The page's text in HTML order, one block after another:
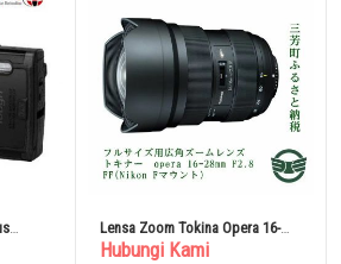
Lensa Zoom Tokina Opera 16-
28mm F2.8 FF (Nikon F Mount)
Hubungi Kami